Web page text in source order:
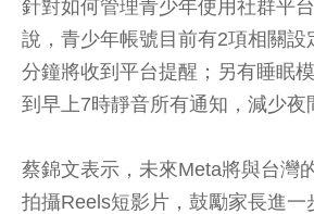
針對如何管理青少年使用社群平
說，青少年帳號目前有2項相關設
分鐘將收到平台提醒；另有睡眠
到早上7時靜音所有通知，減少夜
蔡錦文表示，未來Meta將與台灣
拍攝Reels短影片，鼓勵家長進一